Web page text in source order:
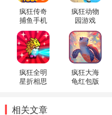
疯狂传奇
捕鱼手机
版
疯狂动物
园游戏
疯狂全明
星折相思
疯狂大海
龟红包版
相关文章